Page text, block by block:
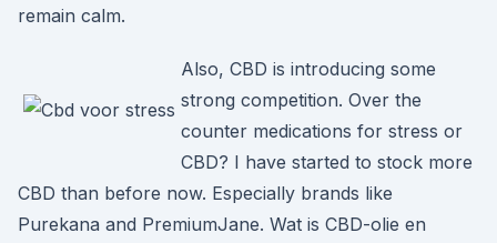
remain calm.
Also, CBD is introducing some
strong competition. Over the
counter medications for stress or
CBD? I have started to stock more
CBD than before now. Especially brands like
Purekana and PremiumJane. Wat is CBD-olie en